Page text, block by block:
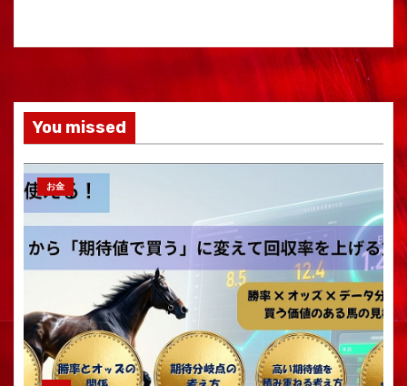
You missed
お金